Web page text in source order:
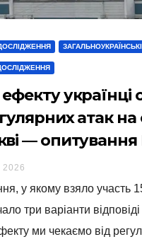
українці
атак на
— опитування
у якому взяло участь
три варіанти
ми чекаємо від